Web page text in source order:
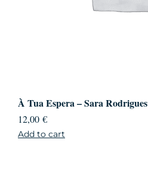
À Tua Espera – Sara Rodrigues
12,00 €
Add to cart